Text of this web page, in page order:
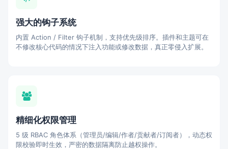
强大的钩子系统
内置 Action / Filter 钩子机制，支持优先级排序。插件和主题可在
不修改核心代码的情况下注入功能或修改数据，真正零侵入扩展。
精细化权限管理
5 级 RBAC 角色体系（管理员/编辑/作者/贡献者/订阅者），动态权
限校验即时生效，严密的数据隔离防止越权操作。